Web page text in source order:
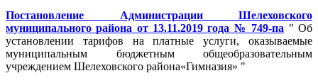
Постановление Администрации Шелеховского
муниципального района от 13.11.2019 года № 749-па " Об
установлении тарифов на платные услуги, оказываемые
муниципальным бюджетным общеобразовательным
учреждением Шелеховского района«Гимназия» "